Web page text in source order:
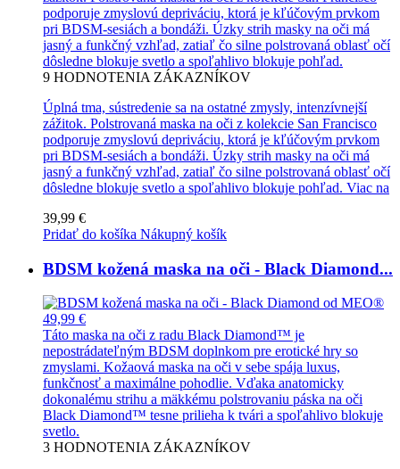
podporuje zmyslovú depriváciu, ktorá je kľúčovým prvkom
pri BDSM-sesiách a bondáži. Úzky strih masky na oči má
jasný a funkčný vzhľad, zatiaľ čo silne polstrovaná oblasť očí
dôsledne blokuje svetlo a spoľahlivo blokuje pohľad.
9 HODNOTENIA ZÁKAZNÍKOV
Úplná tma, sústredenie sa na ostatné zmysly, intenzívnejší
zážitok. Polstrovaná maska na oči z kolekcie San Francisco
podporuje zmyslovú depriváciu, ktorá je kľúčovým prvkom
pri BDSM-sesiách a bondáži. Úzky strih masky na oči má
jasný a funkčný vzhľad, zatiaľ čo silne polstrovaná oblasť očí
dôsledne blokuje svetlo a spoľahlivo blokuje pohľad. Viac na
39,99 €
Pridať do košíka Nákupný košík
BDSM kožená maska na oči - Black Diamond...
49,99 €
Táto maska na oči z radu Black Diamond™ je
nepostrádateľným BDSM doplnkom pre erotické hry so
zmyslami. Kožaová maska na oči v sebe spája luxus,
funkčnosť a maximálne pohodlie. Vďaka anatomicky
dokonalému strihu a mäkkému polstrovaniu páska na oči
Black Diamond™ tesne prilieha k tvári a spoľahlivo blokuje
svetlo.
3 HODNOTENIA ZÁKAZNÍKOV